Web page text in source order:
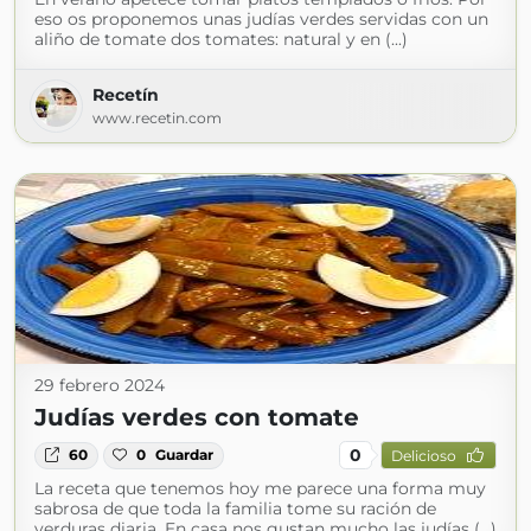
eso os proponemos unas judías verdes servidas con un
aliño de tomate dos tomates: natural y en (...)
Recetín
www.recetin.com
29 febrero 2024
Judías verdes con tomate
60 0 Guardar 0 Delicioso
La receta que tenemos hoy me parece una forma muy
sabrosa de que toda la familia tome su ración de